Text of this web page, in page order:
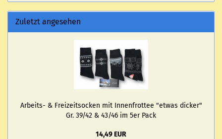
Zuletzt angesehen
Arbeits-​ & Frei­zeit­so­cken mit In­nen­frot­tee "etwas di­cker"
Gr. 39/42 & 43/46 im 5er Pack
14,49 EUR